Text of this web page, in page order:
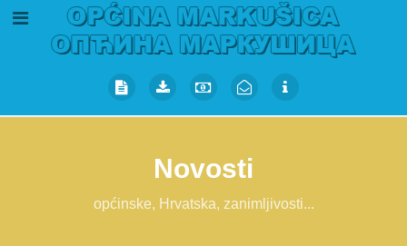
Novosti
općinske, Hrvatska, zanimljivosti...